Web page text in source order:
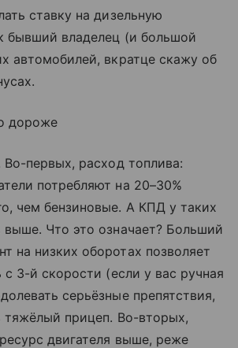
ставку на дизельную
бывший владелец (и большой
автомобилей, вкратце скажу об
дороже
первых, расход топлива:
потребляют на 20–30%
чем бензиновые. А КПД у таких
выше. Что это означает? Больший
на низких оборотах позволяет
с 3-й скорости (если у вас ручная
серьёзные препятствия,
тяжёлый прицеп. Во-вторых,
двигателя выше, реже